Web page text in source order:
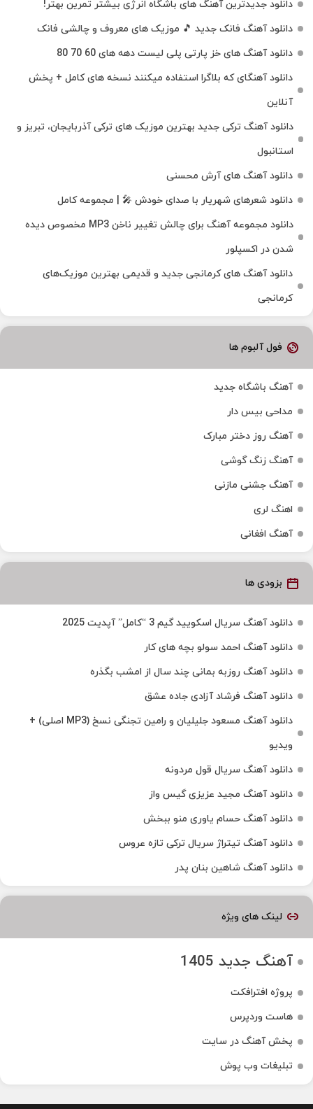
دانلود جدیدترین آهنگ‌ های باشگاه انرژی بیشتر تمرین بهتر!
دانلود آهنگ فانک جدید 🎵 موزیک‌ های معروف و چالشی فانک
دانلود آهنگ های خز پارتی پلی لیست دهه های 60 70 80
دانلود آهنگای که بلاگرا استفاده میکنند نسخه های کامل + پخش
آنلاین
دانلود آهنگ ترکی جدید بهترین موزیک‌ های ترکی آذربایجان، تبریز و
استانبول
دانلود آهنگ های آرش محسنی
دانلود شعرهای شهریار با صدای خودش 🎤 | مجموعه کامل
دانلود مجموعه آهنگ برای چالش تغییر ناخن MP3 مخصوص دیده
شدن در اکسپلور
دانلود آهنگ‌ های کرمانجی جدید و قدیمی بهترین موزیک‌های
کرمانجی
فول آلبوم ها
آهنگ باشگاه جدید
مداحی بیس دار
آهنگ روز دختر مبارک
آهنگ زنگ گوشی
آهنگ جشنی مازنی
اهنگ لری
آهنگ افغانی
بزودی ها
دانلود آهنگ سریال اسکویید گیم 3 “کامل” آپدیت 2025
دانلود آهنگ احمد سولو بچه های کار
دانلود آهنگ روزبه بمانی چند سال از امشب بگذره
دانلود آهنگ فرشاد آزادی جاده عشق
دانلود آهنگ مسعود جلیلیان و رامین تجنگی نسخ (MP3 اصلی) +
ویدیو
دانلود آهنگ سریال قول مردونه
دانلود آهنگ مجید عزیزی گیس واز
دانلود آهنگ حسام یاوری منو ببخش
دانلود آهنگ تیتراژ سریال ترکی تازه عروس
دانلود آهنگ شاهین بنان پدر
لینک های ویژه
آهنگ جدید 1405
پروژه افترافکت
هاست وردپرس
پخش آهنگ در سایت
تبلیغات وب پوش